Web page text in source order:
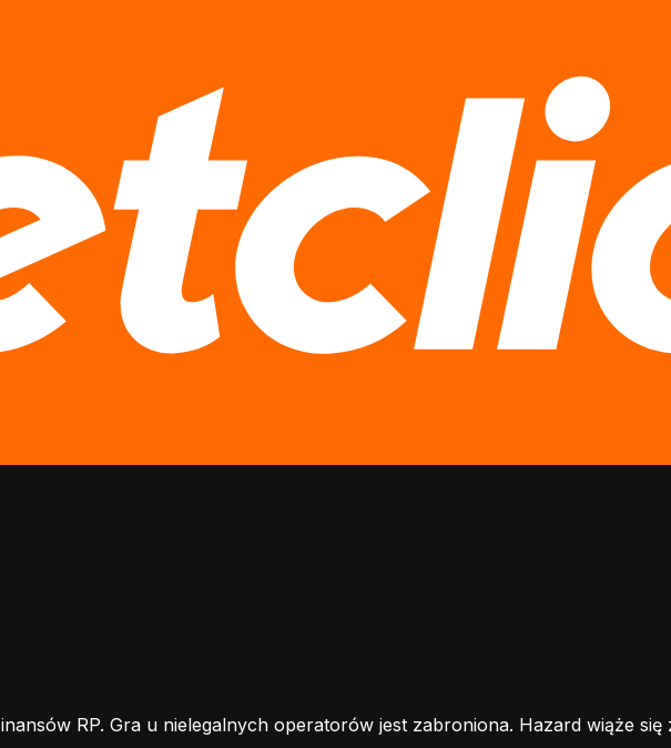
RP. Gra u nielegalnych operatorów jest zabroniona. Hazard wiąże